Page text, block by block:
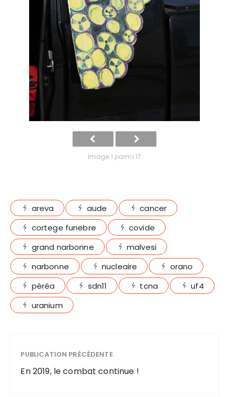
Image 1 parmi 17
areva aude
cancer
cortege funebre
covide
grand narbonne
malvesi
narbonne
nucleaire
orano
péréa
sdn11 tcna
uf4
uranium
PUBLICATION PRÉCÉDENTE
En 2019, le combat continue !